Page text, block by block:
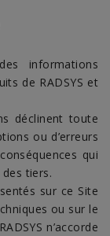
informations
de RADSYS et
déclinent toute
ou d’erreurs
qui
tiers.
sur ce Site
ou sur le
n’accorde